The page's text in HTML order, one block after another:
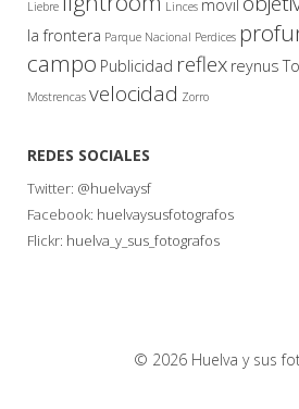
Liebre Linces movil
la frontera Parque Nacional Perdices
campo Publicidad reflex reynus
Mostrencas velocidad Zorro
REDES SOCIALES
Twitter: @huelvaysf
Facebook: huelvaysusfotografos
Flickr: huelva_y_sus_fotografos
© 2026 Huelva y sus